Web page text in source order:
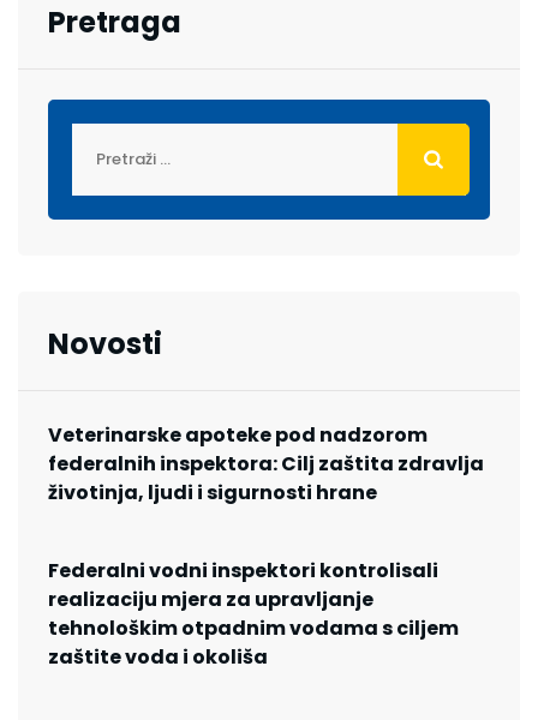
Pretraga
Novosti
Veterinarske apoteke pod nadzorom
federalnih inspektora: Cilj zaštita zdravlja
životinja, ljudi i sigurnosti hrane
Federalni vodni inspektori kontrolisali
realizaciju mjera za upravljanje
tehnološkim otpadnim vodama s ciljem
zaštite voda i okoliša